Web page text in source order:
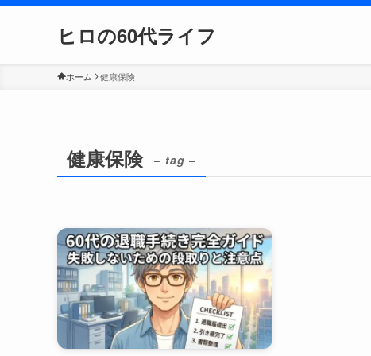
ヒロの60代ライフ
ホーム 健康保険
健康保険 – tag –